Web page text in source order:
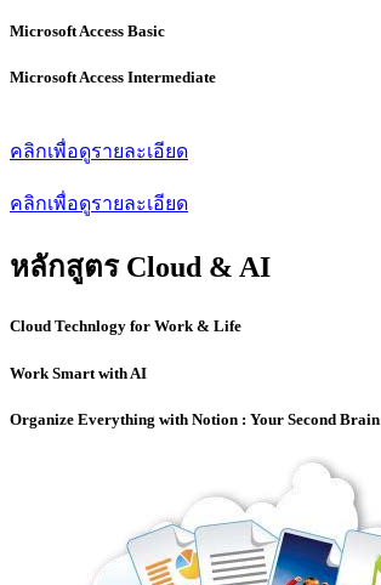
Microsoft Access Basic
Microsoft Access Intermediate
คลิกเพื่อดูรายละเอียด
คลิกเพื่อดูรายละเอียด
หลักสูตร Cloud & AI
Cloud Technlogy for Work & Life
Work Smart with AI
Organize Everything with Notion : Your Second Brain